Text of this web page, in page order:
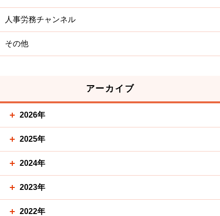
人事労務チャンネル
その他
アーカイブ
2026年
2025年
2024年
2023年
2022年